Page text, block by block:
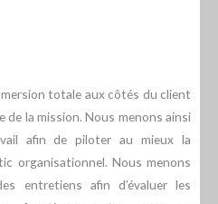
totale aux côtés du client
la mission. Nous menons ainsi
afin de piloter au mieux la
organisationnel. Nous menons
entretiens afin d’évaluer les